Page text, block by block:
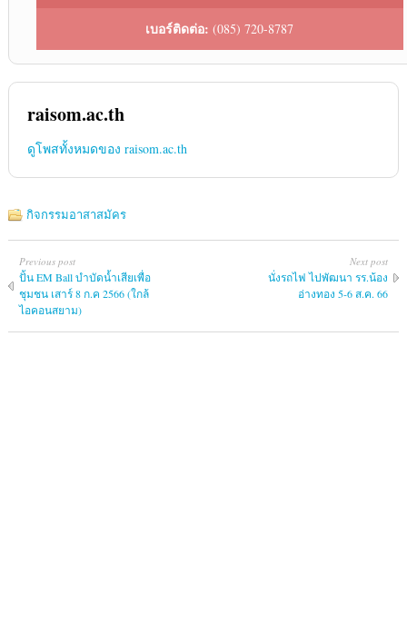
เบอร์ติดต่อ: (085) 720-8787
raisom.ac.th
ดูโพสทั้งหมดของ raisom.ac.th
กิจกรรมอาสาสมัคร
Previous post
ปั้น EM Ball บำบัดน้ำเสียเพื่อ
ชุมชน เสาร์ 8 ก.ค 2566 (ใกล้
ไอคอนสยาม)
Next post
นั่งรถไฟ ไปพัฒนา รร.น้อง
อ่างทอง 5-6 ส.ค. 66